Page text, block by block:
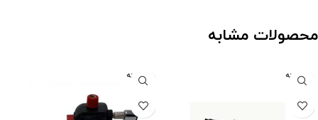
محصولات مشابه
فروخته
شده
فروخته
شده